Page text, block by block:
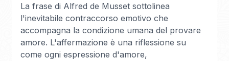
La frase di Alfred de Musset sottolinea
l'inevitabile contraccorso emotivo che
accompagna la condizione umana del provare
amore. L'affermazione è una riflessione su
come ogni espressione d'amore,